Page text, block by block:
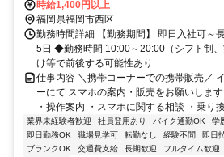
時給1,400円以上
福岡県福岡市西区
勤務時間詳細 【勤務期間】 即日入社可～
5日 ◆勤務時間 10:00～20:00（シフト制
け等で前後する可能性あり
仕事内容 ＼携帯コーナーでの携帯販売／
ーにて スマホの案内・販売をお願いしま
・操作案内 ・スマホに関する相談 ・乗り
業界未経験者歓迎 社員登用あり バイク通勤OK 学
即日勤務OK
職場見学可 転勤なし 経験不問 即日
ブランクOK
交通費支給 長期歓迎 フルタイム歓迎